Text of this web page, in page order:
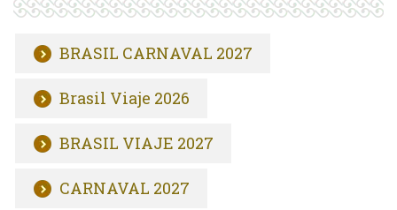
BRASIL CARNAVAL 2027
Brasil Viaje 2026
BRASIL VIAJE 2027
CARNAVAL 2027